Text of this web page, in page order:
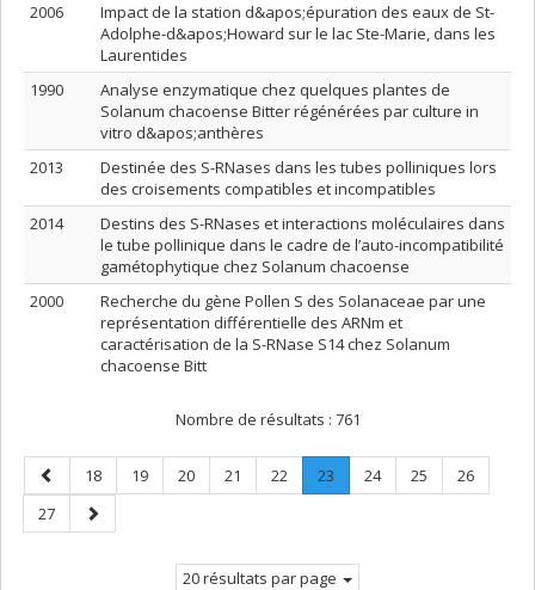
2006
Impact de la station d&apos;épuration des eaux de St-
Adolphe-d&apos;Howard sur le lac Ste-Marie, dans les
Laurentides
1990
Analyse enzymatique chez quelques plantes de
Solanum chacoense Bitter régénérées par culture in
vitro d&apos;anthères
2013
Destinée des S-RNases dans les tubes polliniques lors
des croisements compatibles et incompatibles
2014
Destins des S-RNases et interactions moléculaires dans
le tube pollinique dans le cadre de l’auto-incompatibilité
gamétophytique chez Solanum chacoense
2000
Recherche du gène Pollen S des Solanaceae par une
représentation différentielle des ARNm et
caractérisation de la S-RNase S14 chez Solanum
chacoense Bitt
Nombre de résultats : 761
Page
précédente
Page
18 Page
19 Page
20 Page
21 Page
22 Page
23
Page
Page
24 Page
25 Page
26
Page
27
Page
suivante
20 résultats par page